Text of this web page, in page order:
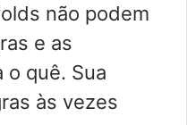
não podem
e as
o quê. Sua
às vezes